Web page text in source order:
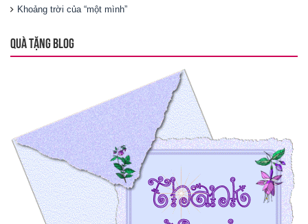
Khoảng trời của “một mình”
QUÀ TẶNG BLOG